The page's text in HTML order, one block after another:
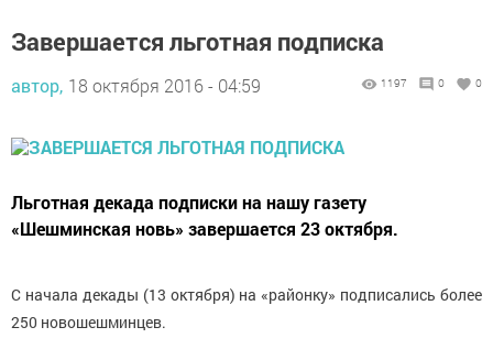
Завершается льготная подписка
автор, 18 октября 2016 - 04:59 1197 0 0
Льготная декада подписки на нашу газету
«Шешминская новь» завершается 23 октября.
С начала декады (13 октября) на «районку» подписались более
250 новошешминцев.